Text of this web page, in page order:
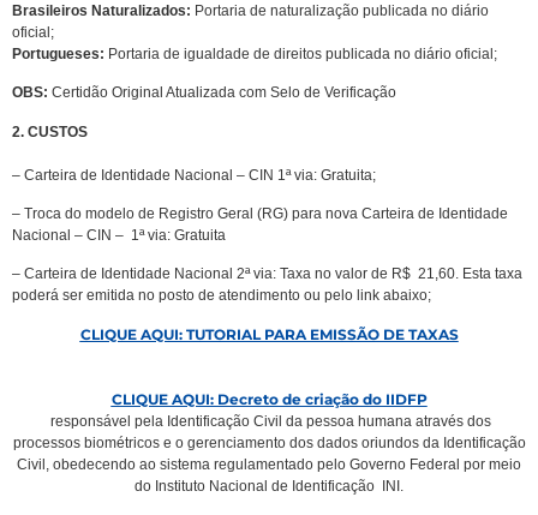
Brasileiros Naturalizados: Portaria de naturalização publicada no diário
oficial;
Portugueses: Portaria de igualdade de direitos publicada no diário oficial;
OBS: Certidão Original Atualizada com Selo de Verificação
2. CUSTOS
– Carteira de Identidade Nacional – CIN 1ª via: Gratuita;
– Troca do modelo de Registro Geral (RG) para nova Carteira de Identidade
Nacional – CIN – 1ª via: Gratuita
– Carteira de Identidade Nacional 2ª via: Taxa no valor de R$ 21,60. Esta taxa
poderá ser emitida no posto de atendimento ou pelo link abaixo;
CLIQUE AQUI: TUTORIAL PARA EMISSÃO DE TAXAS
CLIQUE AQUI: Decreto de criação do IIDFP
responsável pela Identificação Civil da pessoa humana através dos
processos biométricos e o gerenciamento dos dados oriundos da Identificação
Civil, obedecendo ao sistema regulamentado pelo Governo Federal por meio
do Instituto Nacional de Identificação  INI.